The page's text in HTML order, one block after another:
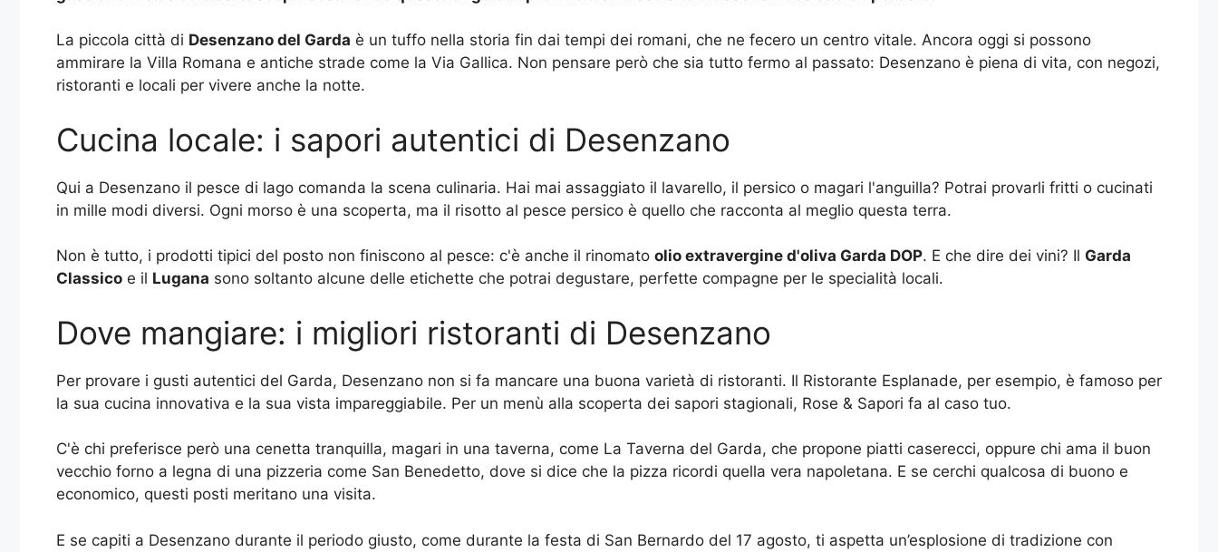
La piccola città di Desenzano del Garda è un tuffo nella storia fin dai tempi dei romani, che ne fecero un centro vitale. Ancora oggi si possono
ammirare la Villa Romana e antiche strade come la Via Gallica. Non pensare però che sia tutto fermo al passato: Desenzano è piena di vita, con negozi,
ristoranti e locali per vivere anche la notte.
Cucina locale: i sapori autentici di Desenzano
Qui a Desenzano il pesce di lago comanda la scena culinaria. Hai mai assaggiato il lavarello, il persico o magari l'anguilla? Potrai provarli fritti o cucinati
in mille modi diversi. Ogni morso è una scoperta, ma il risotto al pesce persico è quello che racconta al meglio questa terra.
Non è tutto, i prodotti tipici del posto non finiscono al pesce: c'è anche il rinomato olio extravergine d'oliva Garda DOP. E che dire dei vini? Il Garda
Classico e il Lugana sono soltanto alcune delle etichette che potrai degustare, perfette compagne per le specialità locali.
Dove mangiare: i migliori ristoranti di Desenzano
Per provare i gusti autentici del Garda, Desenzano non si fa mancare una buona varietà di ristoranti. Il Ristorante Esplanade, per esempio, è famoso per
la sua cucina innovativa e la sua vista impareggiabile. Per un menù alla scoperta dei sapori stagionali, Rose & Sapori fa al caso tuo.
C'è chi preferisce però una cenetta tranquilla, magari in una taverna, come La Taverna del Garda, che propone piatti caserecci, oppure chi ama il buon
vecchio forno a legna di una pizzeria come San Benedetto, dove si dice che la pizza ricordi quella vera napoletana. E se cerchi qualcosa di buono e
economico, questi posti meritano una visita.
E se capiti a Desenzano durante il periodo giusto, come durante la festa di San Bernardo del 17 agosto, ti aspetta un’esplosione di tradizione con